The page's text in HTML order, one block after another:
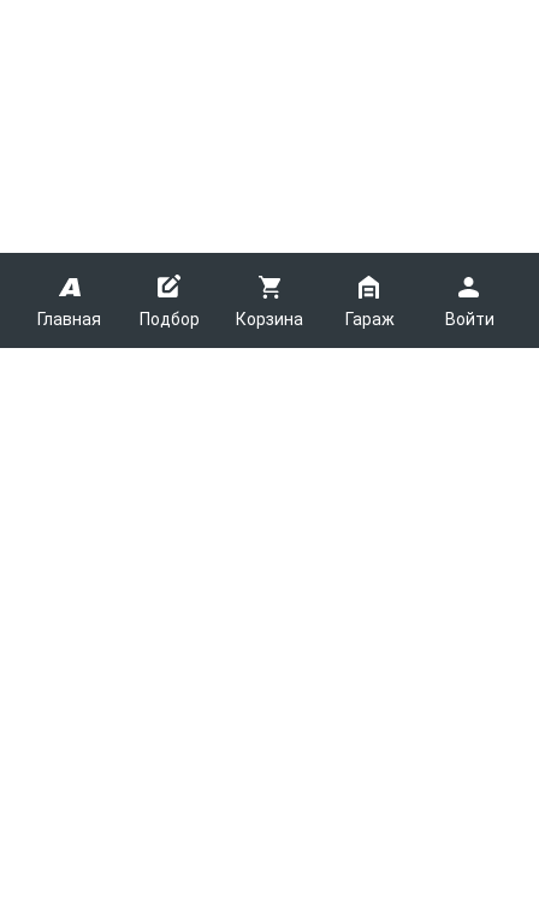
Главная Подбор Корзина Гараж Войти